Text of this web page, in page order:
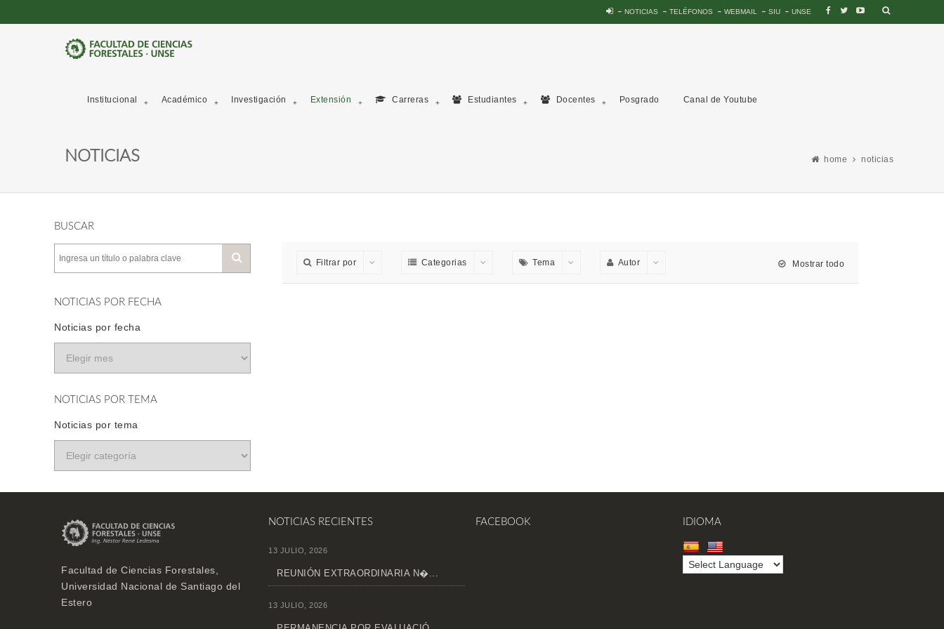
NOTICIAS TELÉFONOS WEBMAIL SIU UNSE
Institucional Académico Investigación Extensión Carreras Estudiantes Docentes Posgrado Canal de Youtube
NOTICIAS home noticias
BUSCAR
NOTICIAS POR FECHA
Noticias por fecha
NOTICIAS POR TEMA
Noticias por tema
Filtrar por Categorias Tema Autor Mostrar todo
Facultad de Ciencias Forestales,
Universidad Nacional de Santiago del
Estero
NOTICIAS RECIENTES
13 JULIO, 2026
REUNIÓN EXTRAORDINARIA N�...
13 JULIO, 2026
FACEBOOK IDIOMA